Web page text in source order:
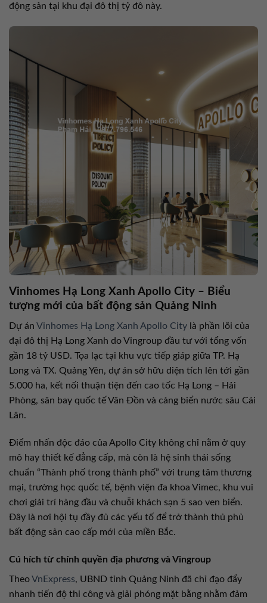
động sản tại khu đại đô thị tỷ đô này.
Vinhomes Hạ Long Xanh Apollo City – Biểu
tượng mới của bất động sản Quảng Ninh
Dự án Vinhomes Hạ Long Xanh Apollo City là phần lõi của
đại đô thị Hạ Long Xanh do Vingroup đầu tư với tổng vốn
gần 18 tỷ USD. Tọa lạc tại khu vực tiếp giáp giữa TP. Hạ
Long và TX. Quảng Yên, dự án sở hữu diện tích lên tới gần
5.000 ha, kết nối thuận tiện đến cao tốc Hạ Long – Hải
Phòng, sân bay quốc tế Vân Đồn và cảng biển nước sâu Cái
Lân.
Điểm nhấn độc đáo của Apollo City không chỉ nằm ở quy
mô hay thiết kế đẳng cấp, mà còn là hệ sinh thái sống
chuẩn “Thành phố trong thành phố” với trung tâm thương
mại, trường học quốc tế, bệnh viện đa khoa Vimec, khu vui
chơi giải trí hàng đầu và chuỗi khách sạn 5 sao ven biển.
Đây là nơi hội tụ đầy đủ các yếu tố để trở thành thủ phủ
bất động sản cao cấp mới của miền Bắc.
Cú hích từ chính quyền địa phương và Vingroup
TheoVnExpress, UBND tỉnh Quảng Ninh đã chỉ đạo đẩy
nhanh tiến độ thi công và giải phóng mặt bằng nhằm đảm